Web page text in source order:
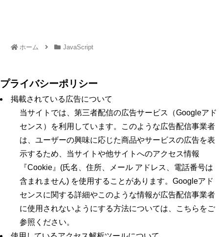
ホーム JavaScript
プライバシーポリシー
掲載されている広告について
当サイトでは、第三者配信の広告サービス（Googleアド
センス）を利用しています。このような広告配信事業者
は、ユーザーの興味に応じた商品やサービスの広告を表
示するため、当サイトや他サイトへのアクセス情報
『Cookie』(氏名、住所、メール アドレス、電話番号は
含まれません) を使用することがあります。Googleアド
センスに関する詳細やこのような情報が広告配信事業者
に使用されないようにする方法については、こちらをご
参照ください。